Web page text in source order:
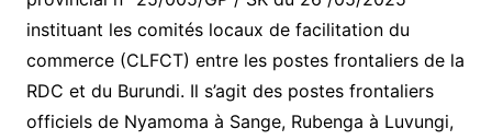
instituant les comités locaux de facilitation du
commerce (CLFCT) entre les postes frontaliers de la
RDC et du Burundi. Il s’agit des postes frontaliers
officiels de Nyamoma à Sange, Rubenga à Luvungi,